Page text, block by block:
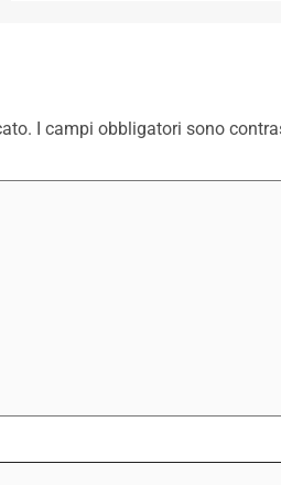
I campi obbligatori sono